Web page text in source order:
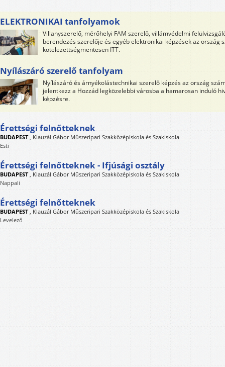
ELEKTRONIKAI tanfolyamok
Villanyszerelő, mérőhelyi FAM szerelő, villámvédelmi
berendezés szerelője és egyéb elektronikai képzések az ország
kötelezettségmentesen ITT.
Nyílászáró szerelő tanfolyam
Nyílászáró és árnyékolástechnikai szerelő képzés az ország
jelentkezz a Hozzád legközelebbi városba a hamarosan induló
képzésre.
Érettségi felnőtteknek
BUDAPEST, Klauzál Gábor Műszeripari Szakközépiskola és Szakiskola
Esti
Érettségi felnőtteknek - Ifjúsági osztály
BUDAPEST, Klauzál Gábor Műszeripari Szakközépiskola és Szakiskola
Nappali
Érettségi felnőtteknek
BUDAPEST, Klauzál Gábor Műszeripari Szakközépiskola és Szakiskola
Levelező